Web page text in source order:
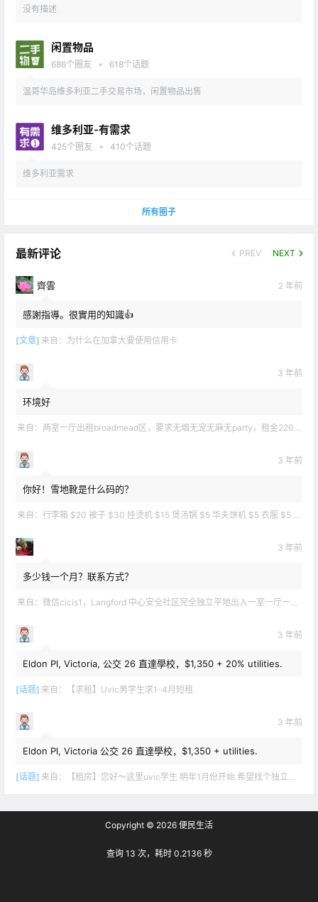
没有描述
闲置物品
686个圈友 • 618个话题
温哥华岛维多利亚二手交易市场，闲置物品出售
维多利亚-有需求
425个圈友 • 410个话题
维多利亚需求
所有圈子
最新评论 PREV NEXT
齊雲 2 年前
感謝指導。很實用的知識👍
[文章] 来自： 为什么在加拿大要使用信用卡
3 年前
环境好
来自： 两室一厅出租broadmead区，要求无烟无宠无麻无party，租金2200不包水电有意短信联系2508858496
3 年前
你好！雪地靴是什么码的？
来自： 行李箱 $20 被子 $30 挂烫机 $15 煲汤锅 $5 华夫饼机 $5 衣服 $5 雪地靴 $10 滑雪手套 $10 宜家衣物收纳 .
3 年前
多少钱一个月？联系方式？
来自： 微信cicis1，Langford 中心安全社区完全独立平地出入一室一厅一书房步行5分钟到公车站和商业圈 有后花园和.
3 年前
Eldon Pl, Victoria, 公交 26 直達學校，$1,350 + 20% utilities.
[话题] 来自： 【求租】Uvic男学生求1-4月短租
3 年前
Eldon Pl, Victoria 公交 26 直達學校，$1,350 + utilities.
[话题] 来自： 【租房】您好～这里uvic学生 明年1月份开始 希望找个独立出入的 爱干净 谢谢！
Copyright © 2026 便民生活
查询 13 次，耗时 0.2136 秒